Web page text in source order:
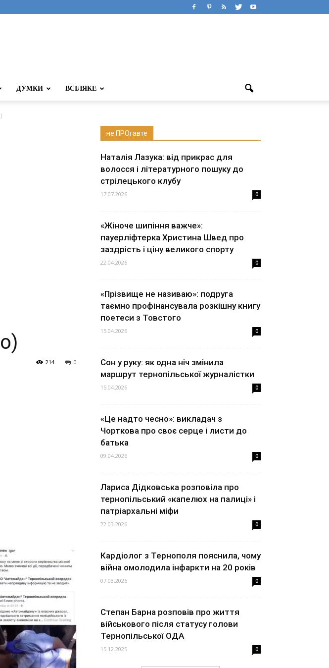
ДУМКИ ВСІЛЯКЕ
0
214
не ПРОгавте
Наталія Лазука: від прикрас для
волосся і літературного пошуку до
стрілецького клубу
17.07.2026 0
«Жіноче шипіння важче»:
пауерліфтерка Христина Швед про
заздрість і ціну великого спорту
22.04.2026 0
«Прізвище не називаю»: подруга
таємно профінансувала розкішну книгу
поетеси з Товстого
15.04.2026 0
Сон у руку: як одна ніч змінила
маршрут тернопільської журналістки
15.04.2026 0
«Це надто чесно»: викладач з
Чорткова про своє серце і листи до
батька
09.04.2026 0
Лариса Дідковська розповіла про
тернопільський «капелюх на палиці» і
патріархальні міфи
22.03.2026 0
Кардіолог з Тернополя пояснила, чому
війна омолодила інфаркти на 20 років
07.03.2026 0
Степан Барна розповів про життя
військового після статусу голови
Тернопільської ОДА
15.12.2025 0